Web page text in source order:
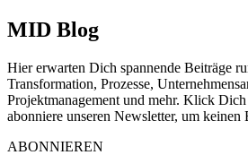
MID Blog
Hier erwarten Dich spannende Beiträge
Transformation, Prozesse,
Projektmanagement und mehr. Klick
abonniere unseren Newsletter, um keinen
ABONNIEREN